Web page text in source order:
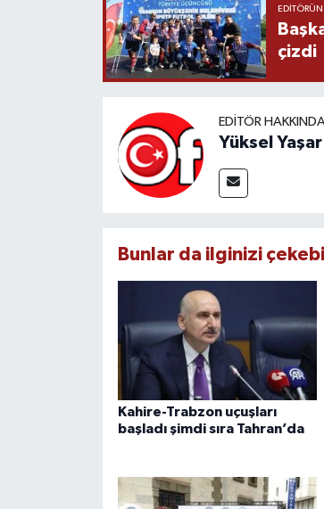
EDITÖRÜN
çizdi
EDITÖR HAKKINDA
Yüksel Yaşar
Bunlar da ilginizi
Kahire-Trabzon uçuşları
başladı şimdi sıra Tahran’da